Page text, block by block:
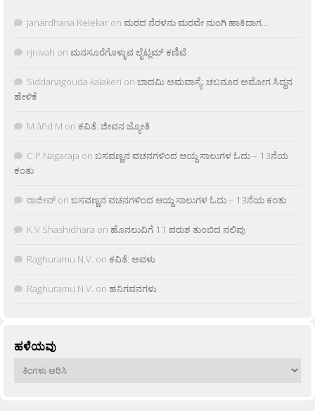
Janardhana Relekar on ಮರದ ನೆರಳನು ಮರವೇ ನುಂಗಿ ಹಾಕಿದಾಗ…
rjnivah on ಮನಸೂರೆಗೊಳ್ಳುವ ಲೈಟ್ಲಮ್ ಕಣಿವೆ
Siddanagouda kalakeri on ಬಾದಮಿ ಅಮವಾಸ್ಯೆ: ಚಬನೂರ ಅಮೋಗ ಸಿದ್ದನ
ಹೇಳಿಕೆ
M âñd M on ಕವಿತೆ: ಜೀವನ ಜ್ಯೋತಿ
C.P.Nagaraja on ಬಸವಣ್ಣನ ವಚನಗಳಿಂದ ಆಯ್ದ ಸಾಲುಗಳ ಓದು – 13ನೆಯ
ಕಂತು
ರಾಜೀವ್ on ಬಸವಣ್ಣನ ವಚನಗಳಿಂದ ಆಯ್ದ ಸಾಲುಗಳ ಓದು – 13ನೆಯ ಕಂತು
K.V Shashidhara on ಹೊನಲುವಿಗೆ 11 ವರುಶ ತುಂಬಿದ ನಲಿವು
Raghuramu N.V. on ಕವಿತೆ: ಅವಳು
Raghuramu N.V. on ಹನಿಗವನಗಳು
ಹಳೆಯವು
ಹಳೆಯವು